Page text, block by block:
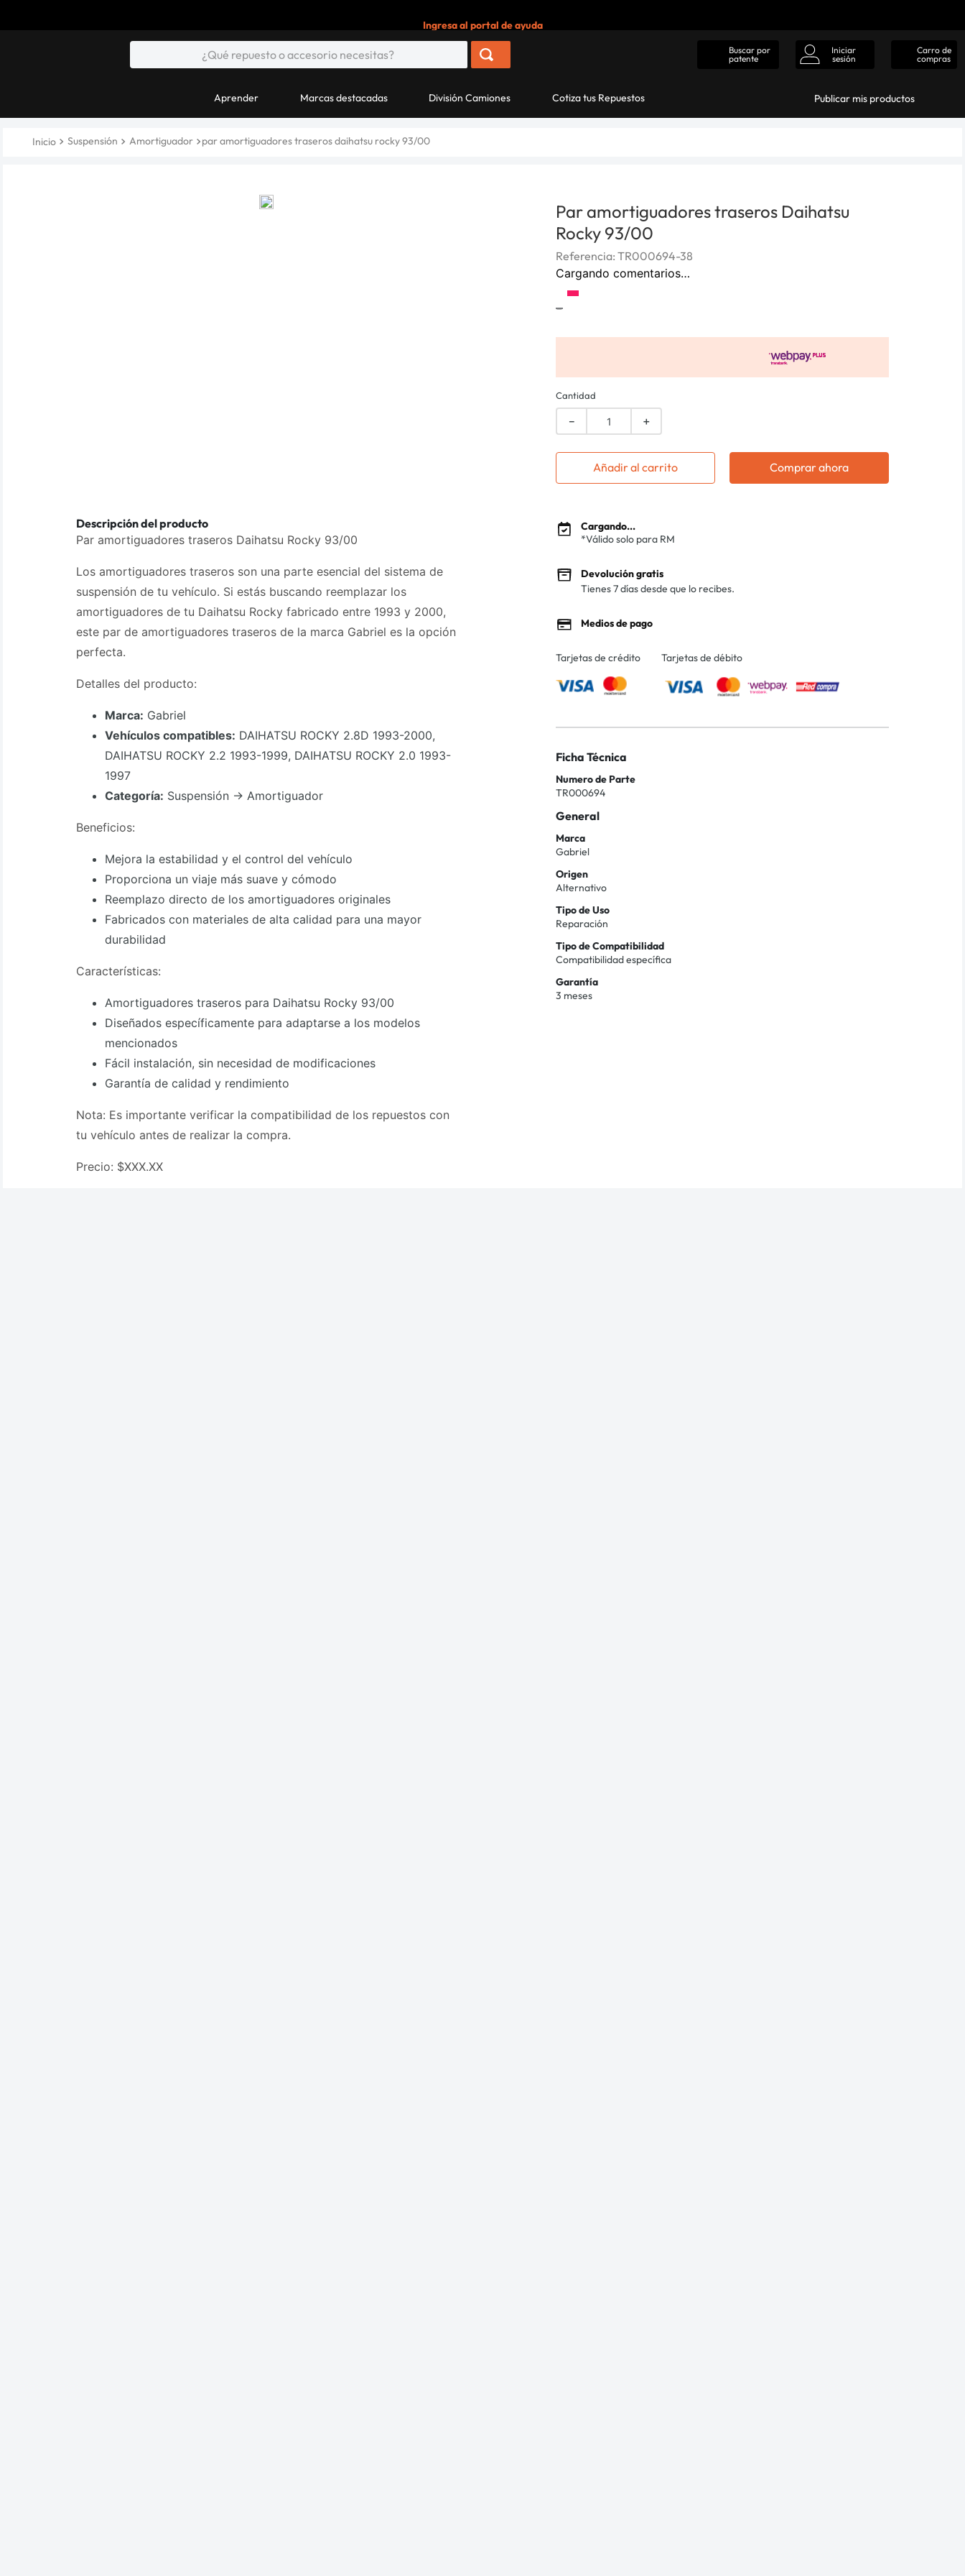
Ingresa al portal de ayuda
Buscar por
patente
Iniciar
sesión
Carro de
compras
Aprender Marcas destacadas División Camiones Cotiza tus Repuestos Publicar mis productos
Suspensión Amortiguador par amortiguadores traseros daihatsu rocky 93/00
Descripción del producto
Par amortiguadores traseros Daihatsu Rocky 93/00
Los amortiguadores traseros son una parte esencial del sistema de
suspensión de tu vehículo. Si estás buscando reemplazar los
amortiguadores de tu Daihatsu Rocky fabricado entre 1993 y 2000,
este par de amortiguadores traseros de la marca Gabriel es la opción
perfecta.
Detalles del producto:
Marca: Gabriel
Vehículos compatibles: DAIHATSU ROCKY 2.8D 1993-2000,
DAIHATSU ROCKY 2.2 1993-1999, DAIHATSU ROCKY 2.0 1993-
1997
Categoría: Suspensión -> Amortiguador
Beneficios:
Mejora la estabilidad y el control del vehículo
Proporciona un viaje más suave y cómodo
Reemplazo directo de los amortiguadores originales
Fabricados con materiales de alta calidad para una mayor
durabilidad
Características:
Amortiguadores traseros para Daihatsu Rocky 93/00
Diseñados específicamente para adaptarse a los modelos
mencionados
Fácil instalación, sin necesidad de modificaciones
Garantía de calidad y rendimiento
Nota: Es importante verificar la compatibilidad de los repuestos con
tu vehículo antes de realizar la compra.
Precio: $XXX.XX
Par amortiguadores traseros Daihatsu
Rocky 93/00
Referencia: TR000694-38
Cargando comentarios…
-
Cantidad
＋
－
Añadir al carrito Comprar ahora
Cargando...
*Válido solo para RM
Devolución gratis
Tienes 7 días desde que lo recibes.
Medios de pago
Tarjetas de crédito Tarjetas de débito
Ficha Técnica
Numero de Parte
TR000694
General
Marca
Gabriel
Origen
Alternativo
Tipo de Uso
Reparación
Tipo de Compatibilidad
Compatibilidad específica
Garantía
3 meses